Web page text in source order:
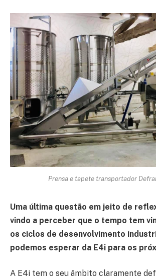
Prensa e tapete transportador
Uma última questão em jeito de
vindo a perceber que o tempo tem
os ciclos de desenvolvimento
podemos esperar da E4i para os
A E4i tem o seu âmbito claramente